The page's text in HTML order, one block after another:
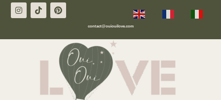
contact@ouiouilove.com